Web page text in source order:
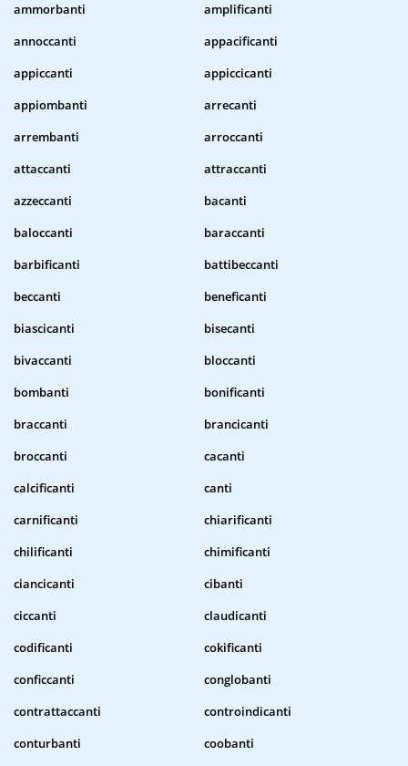
ammorbanti
amplificanti
annoccanti
appacificanti
appiccanti
appiccicanti
appiombanti
arrecanti
arrembanti
arroccanti
attaccanti
attraccanti
azzeccanti
bacanti
baloccanti
baraccanti
barbificanti
battibeccanti
beccanti
beneficanti
biascicanti
bisecanti
bivaccanti
bloccanti
bombanti
bonificanti
braccanti
brancicanti
broccanti
cacanti
calcificanti
canti
carnificanti
chiarificanti
chilificanti
chimificanti
ciancicanti
cibanti
ciccanti
claudicanti
codificanti
cokificanti
conficcanti
conglobanti
contrattaccanti
controindicanti
conturbanti
coobanti